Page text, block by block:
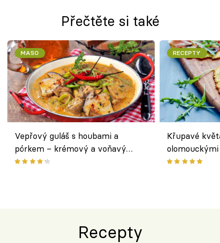
Přečtěte si také
MASO
Vepřový guláš s houbami a
pórkem – krémový a voňavý
pokrm z jednoho hrnce
RECEPTY
Křupavé
bezlepkový
Recepty